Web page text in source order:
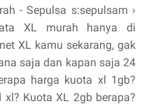
- Sepulsa s:sepulsam ›
XL murah hanya di
XL kamu sekarang, gak
saja dan kapan saja 24
harga kuota xl 1gb?
Kuota XL 2gb berapa?